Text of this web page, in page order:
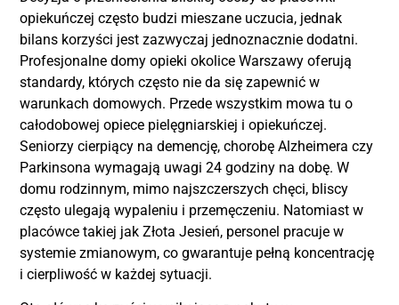
opiekuńczej często budzi mieszane uczucia, jednak
bilans korzyści jest zazwyczaj jednoznacznie dodatni.
Profesjonalne domy opieki okolice Warszawy oferują
standardy, których często nie da się zapewnić w
warunkach domowych. Przede wszystkim mowa tu o
całodobowej opiece pielęgniarskiej i opiekuńczej.
Seniorzy cierpiący na demencję, chorobę Alzheimera czy
Parkinsona wymagają uwagi 24 godziny na dobę. W
domu rodzinnym, mimo najszczerszych chęci, bliscy
często ulegają wypaleniu i przemęczeniu. Natomiast w
placówce takiej jak Złota Jesień, personel pracuje w
systemie zmianowym, co gwarantuje pełną koncentrację
i cierpliwość w każdej sytuacji.